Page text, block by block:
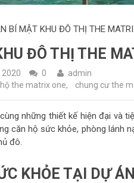
BÍ MẬT KHU ĐÔ THỊ THE
ĐÔ THỊ THE
0
admin
the matrix one, chung cư the
những thiết kế hiện đại và
căn hộ sức khỏe, phòng lánh
đô.
KHỎE TẠI DỰ